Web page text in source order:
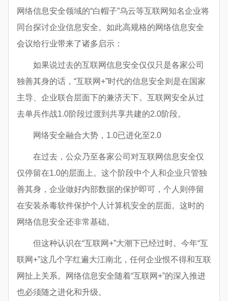
网络信息安全领域的“白帽子”乌云等互联网知名企业将
同台探讨企业信息安全。如此高规格的网络信息安全
会议给行业带来了诸多启示：
如果说过去的互联网信息安全仅仅只是各家公司
独善其身的话，“互联网+”时代的信息安全则是在国家
主导、企业联合层面下的兼济天下。互联网安全从过
去单兵作战1.0阶段过渡到共享共建的2.0阶段。
网络安全融合大势，1.0已进化至2.0
在过去，公众乃至各家公司对互联网信息安全仅
仅停留在1.0的层面上。这个阶段中个人和企业只管独
善其身，企业做好内部数据的保护即可，个人则停留
在安装杀毒软件保护个人计算机安全的层面。这时的
网络信息安全还非常基础。
但这种认识在“互联网+”大潮下已经过时。今年“互
联网+”这几个字红遍大江南北，任何企业恨不得和互联
网扯上关系。网络信息安全随着“互联网+”的深入推进
也必须随之进化和升级。